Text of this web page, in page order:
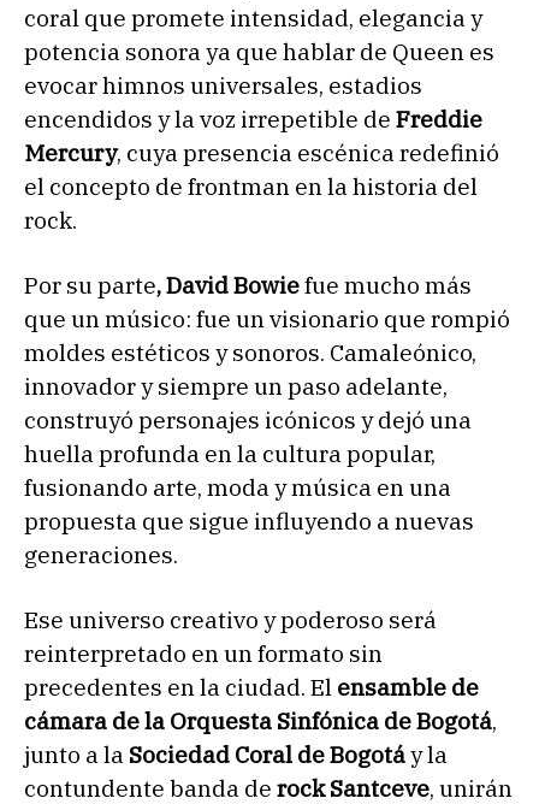
coral que promete intensidad, elegancia y
potencia sonora ya que hablar de Queen es
evocar himnos universales, estadios
encendidos y la voz irrepetible de Freddie
Mercury, cuya presencia escénica redefinió
el concepto de frontman en la historia del
rock.
Por su parte, David Bowiefue mucho más
que un músico: fue un visionario que rompió
moldes estéticos y sonoros. Camaleónico,
innovador y siempre un paso adelante,
construyó personajes icónicos y dejó una
huella profunda en la cultura popular,
fusionando arte, moda y música en una
propuesta que sigue influyendo a nuevas
generaciones.
Ese universo creativo y poderoso será
reinterpretado en un formato sin
precedentes en la ciudad. El ensamble de
cámara de la Orquesta Sinfónica de Bogotá,
junto a la Sociedad Coral de Bogotáy la
contundente banda de rock Santceve, unirán